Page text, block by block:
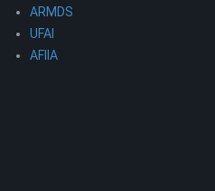
ARMDS
UFAI
AFIIA